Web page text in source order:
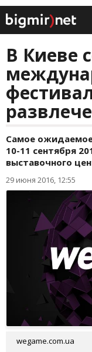
В Киеве
Самое
10-11 сентября
выставочного
29 июня 2016, 12:55
wegame.com.ua